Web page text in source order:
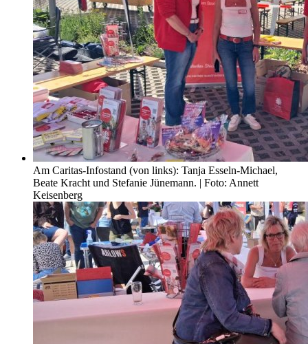
Am Caritas-Infostand (von links): Tanja Esseln-Michael,
Beate Kracht und Stefanie Jünemann. | Foto: Annett
Keisenberg